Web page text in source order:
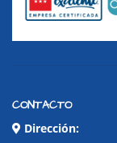
CONTACTO
Dirección: